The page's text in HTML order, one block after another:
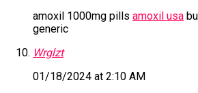
amoxil 1000mg pills amoxil usa
generic
Wrglzt
01/18/2024 at 2:10 AM